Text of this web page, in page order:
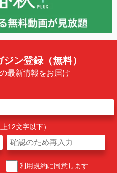
ン登録（無料）
最新情報をお届け
12文字以下）
利用規約に同意します